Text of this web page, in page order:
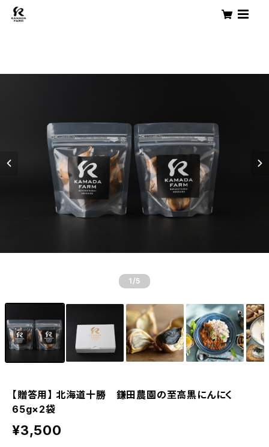
1 /5
【贈答用】 北海道十勝 鎌田農園の至高黒にんにく
65g×2袋
¥3,500